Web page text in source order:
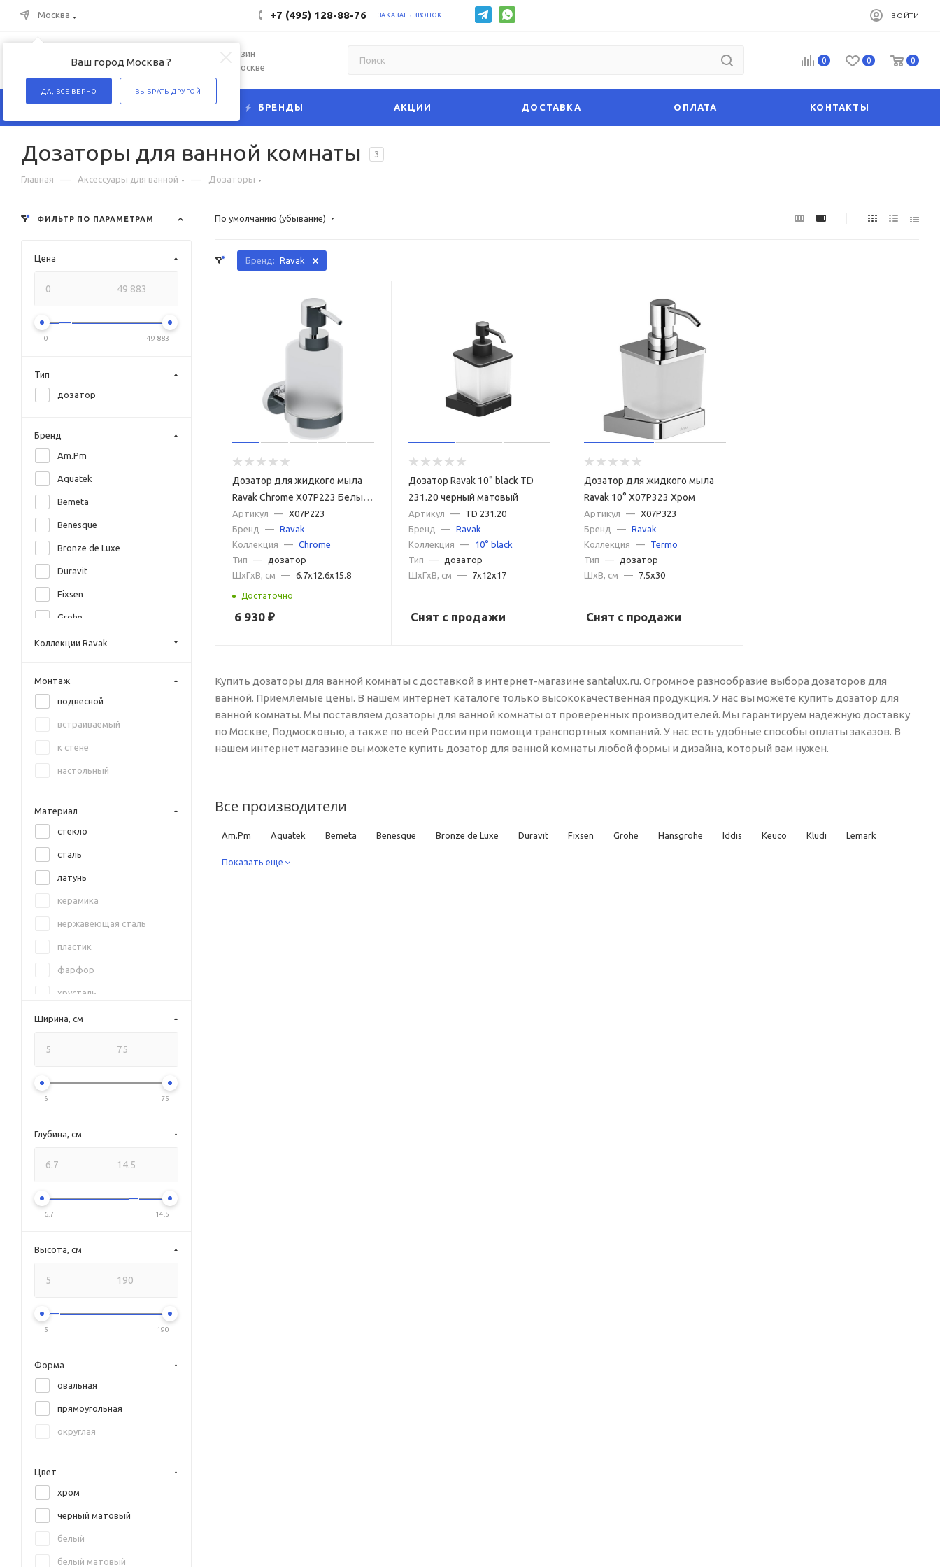
Москва
Ваш город Москва ?
ДА, ВСЕ ВЕРНО ВЫБРАТЬ ДРУГОЙ
+7 (495) 128-88-76 ЗАКАЗАТЬ ЗВОНОК ВОЙТИ
Интернет-магазин
сантехники в Москве
0 0 0
КАТАЛОГ БРЕНДЫ АКЦИИ ДОСТАВКА ОПЛАТА КОНТАКТЫ
Дозаторы для ванной комнаты 3
Главная — Аксессуары для ванной — Дозаторы
По умолчанию (убывание)
Бренд: Ravak
Дозатор для жидкого мыла
Ravak Chrome X07P223 Белый
Хром
Артикул — X07P223
Бренд
— Ravak
Коллекция
— Chrome
Тип
—
дозатор
ШxГxВ, см
— 6.7x12.6x15.8
Достаточно
6 930 ₽
Дозатор Ravak 10° black TD
231.20 черный матовый
Артикул —
TD 231.20
Бренд
—
Ravak
Коллекция
—
10° black
Тип
—
дозатор
ШxГxВ, см
— 7x12x17
Снят с продажи
Дозатор для жидкого мыла
Ravak 10° X07P323 Хром
Артикул — X07P323
Бренд
— Ravak
Коллекция
—
Termo
Тип
—
дозатор
ШxВ, см
— 7.5x30
Снят с продажи
Купить дозаторы для ванной комнаты с доставкой в интернет-магазине santalux.ru. Огромное разнообразие выбора дозаторов для
ванной. Приемлемые цены. В нашем интернет каталоге только высококачественная продукция. У нас вы можете купить дозатор для
ванной комнаты. Мы поставляем дозаторы для ванной комнаты от проверенных производителей. Мы гарантируем надёжную доставку
по Москве, Подмосковью, а также по всей России при помощи транспортных компаний. У нас есть удобные способы оплаты заказов. В
нашем интернет магазине вы можете купить дозатор для ванной комнаты любой формы и дизайна, который вам нужен.
Все производители
Am.Pm Aquatek Bemeta Benesque Bronze de Luxe Duravit Fixsen Grohe Hansgrohe Iddis Keuco Kludi Lemark
Ravak Rush
Показать еще
ФИЛЬТР ПО ПАРАМЕТРАМ
Цена
0 49 883
Тип
дозатор
Бренд
Am.Pm
Aquatek
Bemeta
Benesque
Bronze de Luxe
Duravit
Fixsen
Grohe
Hansgrohe
Keuco
Коллекции Ravak
Монтаж
подвесной
встраиваемый
к стене
настольный
Материал
стекло
сталь
латунь
керамика
нержавеющая сталь
пластик
фарфор
хрусталь
цинк
Ширина, см
5 75
Глубина, см
6.7 14.5
Высота, см
5 190
Форма
овальная
прямоугольная
округлая
Цвет
хром
черный матовый
белый
белый матовый